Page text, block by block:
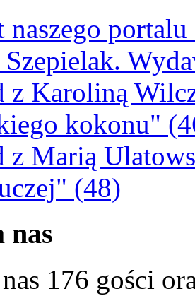
naszego
z Karoliną
kokonu"
z Marią
(48)
nas
176 gości